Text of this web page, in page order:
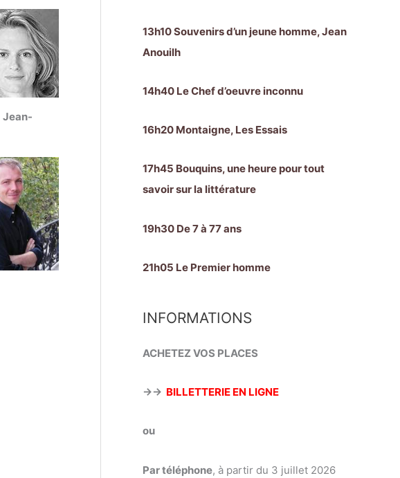
Jean-
13h10 Souvenirs d’un jeune homme, Jean
Anouilh
14h40 Le Chef d’oeuvre inconnu
16h20 Montaigne, Les Essais
17h45 Bouquins, une heure pour tout
savoir sur la littérature
19h30 De 7 à 77 ans
21h05 Le Premier homme
INFORMATIONS
ACHETEZ VOS PLACES
→→ BILLETTERIE EN LIGNE
ou
Par téléphone, à partir du 3 juillet 2026